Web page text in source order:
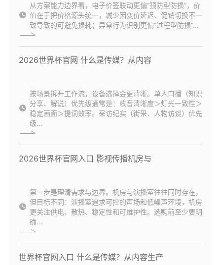
从方案能力边界看，电子价签联动更偏“预防型防损”，价
值在于把价格源头统一，减少因变价延迟、促销切换不一
致导致的可避免损耗；异常行为识别更偏“过程型防损”...
2026世界杯官网 什么是传媒？从内容
按场景拆开工作流，设备选择会更清晰。单人口播（知识
分享、解说）优先级通常是：收音清晰度＞灯光一致性＞
稳定画面＞提词效率。采访纪实（街采、人物访谈）优先
级...
2026世界杯官网入口 影视传播机房与
第一步是理清需求与边界。机房与演播室往往同时存在，
但目标不同：演播室追求可控的声场和低噪声环境，机房
更关注供电、散热、稳定性和可维护性。选购前至少要明
确...
世界杯官网入口 什么是传媒？从内容生产